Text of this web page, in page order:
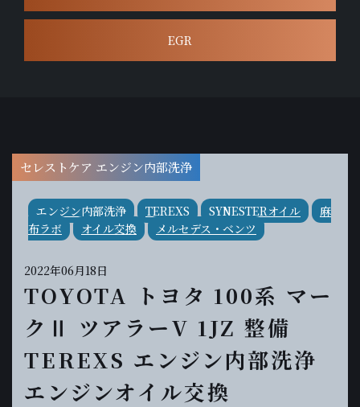
EGR
セレストケア エンジン内部洗浄
エンジン内部洗浄 TEREXS SYNESTERオイル
麻
布ラボ
オイル交換 メルセデス・ベンツ
2022年06月18日
TOYOTA トヨタ 100系 マー
クⅡ ツアラーV 1JZ 整備
TEREXS エンジン内部洗浄
エンジンオイル交換